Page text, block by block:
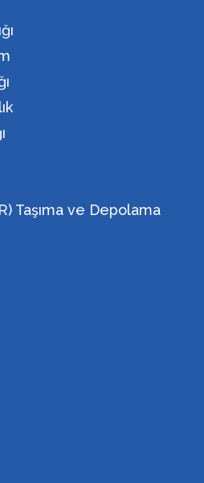
Taşıma ve Depolama